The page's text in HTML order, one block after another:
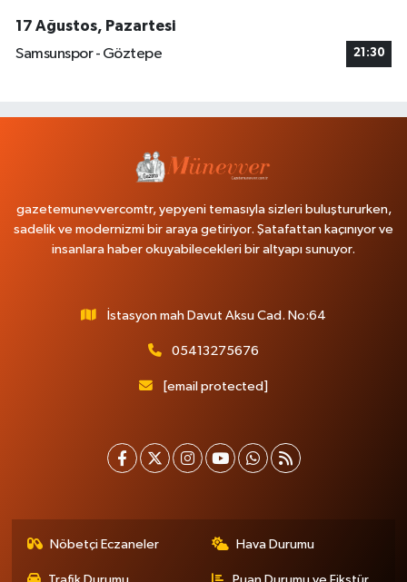
17 Ağustos, Pazartesi
Samsunspor - Göztepe
21:30
gazetemunevvercomtr, yepyeni temasıyla sizleri buluştururken,
sadelik ve modernizmi bir araya getiriyor. Şatafattan kaçınıyor ve
insanlara haber okuyabilecekleri bir altyapı sunuyor.
İstasyon mah Davut Aksu Cad. No:64
05413275676
[email protected]
Nöbetçi Eczaneler Hava Durumu